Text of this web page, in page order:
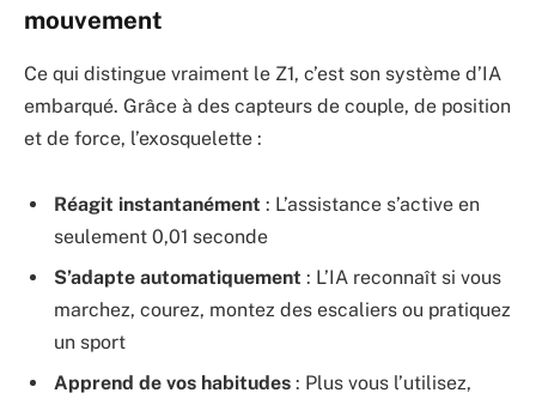
mouvement
Ce qui distingue vraiment le Z1, c’est son système d’IA
embarqué. Grâce à des capteurs de couple, de position
et de force, l’exosquelette :
Réagit instantanément : L’assistance s’active en
seulement 0,01 seconde
S’adapte automatiquement : L’IA reconnaît si vous
marchez, courez, montez des escaliers ou pratiquez
un sport
Apprend de vos habitudes : Plus vous l’utilisez,